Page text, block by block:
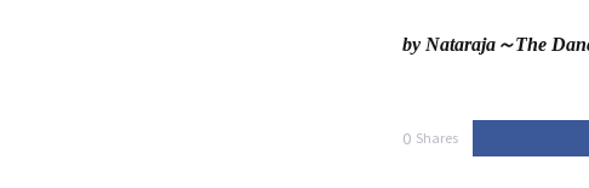
by Nataraja～The
0 Shares